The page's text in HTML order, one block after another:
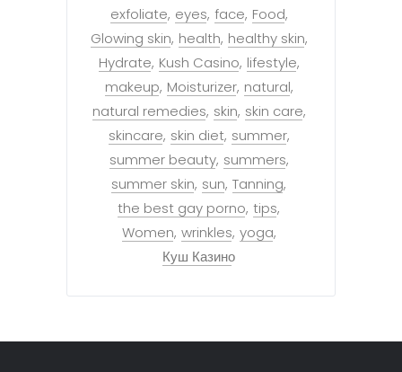
exfoliate eyes face Food
Glowing skin health healthy skin
Hydrate Kush Casino lifestyle
makeup Moisturizer natural
natural remedies skin skin care
skincare skin diet summer
summer beauty summers
summer skin sun Tanning
the best gay porno tips
Women wrinkles yoga
Куш Казино